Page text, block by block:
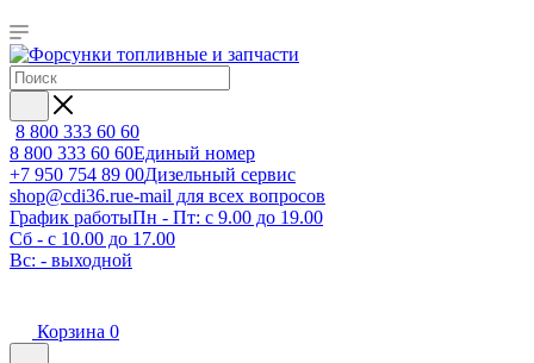
8 800 333 60 60
8 800 333 60 60Единый номер
+7 950 754 89 00Дизельный сервис
shop@cdi36.rue-mail для всех вопросов
График работыПн - Пт: с 9.00 до 19.00
Сб - с 10.00 до 17.00
Вс: - выходной
Корзина 0